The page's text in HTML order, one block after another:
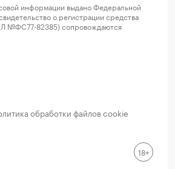
информации выдано Федеральной
о регистрации средства
№ФС77-82385) сопровождаются
обработки файлов cookie
18+